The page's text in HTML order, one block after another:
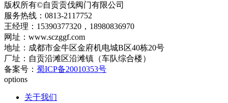
版权所有©自贡贡伐阀门有限公司
服务热线：0813-2117752
王经理：15390377320，18980836970
网址：www.sczggf.com
地址：成都市金牛区金府机电城B区40栋20号
厂址：自贡沿滩区沿滩镇（车队综合楼）
备案号： 蜀ICP备20010353号
options
关于我们